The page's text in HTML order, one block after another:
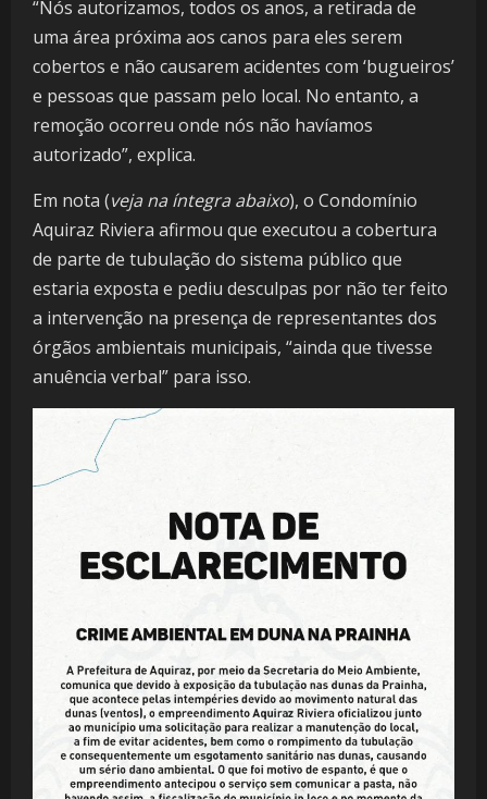
“Nós autorizamos, todos os anos, a retirada de
uma área próxima aos canos para eles serem
cobertos e não causarem acidentes com ‘bugueiros’
e pessoas que passam pelo local. No entanto, a
remoção ocorreu onde nós não havíamos
autorizado”, explica.
Em nota (veja na íntegra abaixo), o Condomínio
Aquiraz Riviera afirmou que executou a cobertura
de parte de tubulação do sistema público que
estaria exposta e pediu desculpas por não ter feito
a intervenção na presença de representantes dos
órgãos ambientais municipais, “ainda que tivesse
anuência verbal” para isso.